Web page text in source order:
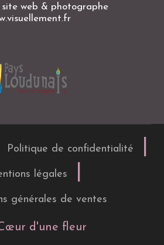
web & photographe
Politique de confidentialité
légales
générales de ventes
d'une fleur